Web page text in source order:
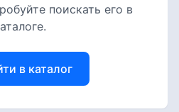
поискать его в
в каталог